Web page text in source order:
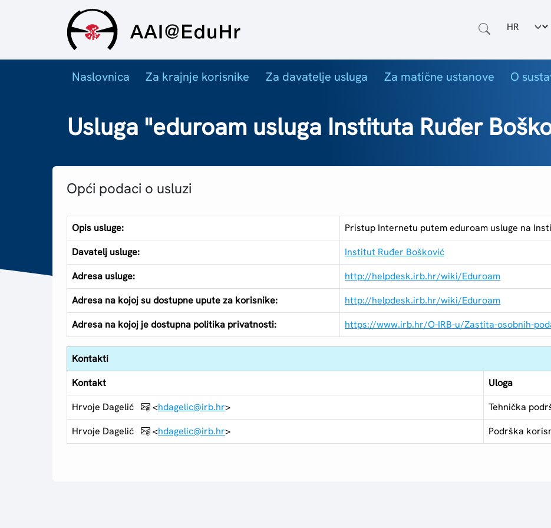
Odabir
Naslovnica Za krajnje korisnike Za davatelje usluga Za matične ustanove O
Usluga "eduroam usluga Instituta Ruđer
Opći podaci o usluzi
Opis usluge:
Pristup Internetu putem eduroam usluge na
Davatelj usluge:
Institut Ruđer Bošković
Adresa usluge:
http://helpdesk.irb.hr/wiki/Eduroam
Adresa na kojoj su dostupne upute za korisnike:
http://helpdesk.irb.hr/wiki/Eduroam
Adresa na kojoj je dostupna politika privatnosti:
https://www.irb.hr/O-IRB-u/Zastita-osobnih-
Kontakti
Kontakt
Uloga
Hrvoje Dagelić
<hdagelic@irb.hr>
Tehnička
Hrvoje Dagelić
<hdagelic@irb.hr> Podrška